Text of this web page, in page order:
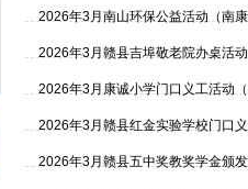
2026年3月南山环保公益活动（南
2026年3月赣县吉埠敬老院办桌活
2026年3月康诚小学门口义工活动
2026年3月赣县红金实验学校门口
2026年3月赣县五中奖教奖学金颁